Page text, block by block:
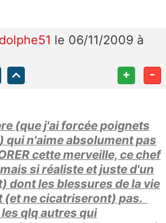
le 06/11/2009 à
+ -
(que j'ai forcée poignets
qui n'aime absolument pas
cette merveille, ce chef
si réaliste et juste d'un
dont les blessures de la vie
(et ne cicatriseront) pas.
qlq autres qui